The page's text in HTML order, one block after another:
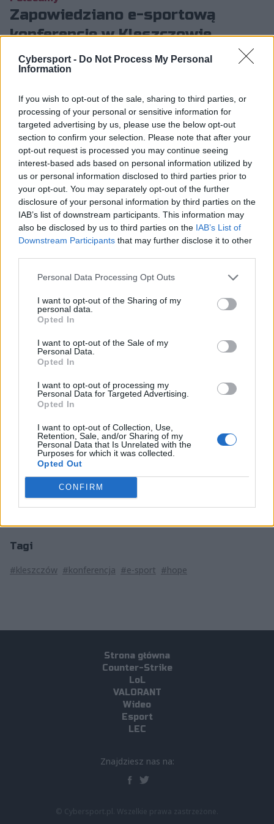
Cybersport - Do Not Process My Personal
Information
If you wish to opt-out of the sale, sharing to third parties, or
processing of your personal or sensitive information for
targeted advertising by us, please use the below opt-out
section to confirm your selection. Please note that after your
opt-out request is processed you may continue seeing
interest-based ads based on personal information utilized by
us or personal information disclosed to third parties prior to
your opt-out. You may separately opt-out of the further
disclosure of your personal information by third parties on the
IAB’s list of downstream participants. This information may
also be disclosed by us to third parties on the IAB’s List of
Downstream Participants that may further disclose it to other
Personal Data Processing Opt Outs
I want to opt-out of the Sharing of my
personal data.
Opted In
I want to opt-out of the Sale of my
Personal Data.
Opted In
I want to opt-out of processing my
Personal Data for Targeted Advertising.
Opted In
I want to opt-out of Collection, Use,
Retention, Sale, and/or Sharing of my
Personal Data that Is Unrelated with the
Purposes for which it was collected.
Opted Out
CONFIRM
Zapowiedziano e-sportową
konferencję w Kleszczowie
Grzegorz Łatka 21.10.2015, godz. 15:52
województwie łódzkim - na początku listopada
odbędzie się konferencja dotycząca e-sportu. Za
jej przygotowanie odpo...
WKleszczowie- gminie wiejskiej w województwie
łódzkim - na początku listopada odbędzie się
konferencja dotycząca e-sportu. Za jej przygotowanie
odpowiedzialne są stowarzyszenie eSport Kleszczów i
Fundacja Rozwoju Gminy Kleszczów. Całe wydarzenie
poruszone różne e-sportowe tematy. Przeprowadzona
będzie prelekcja mająca na celu wyjaśnienie, czym
właściwie jest e-sport. Nie zabraknie dyskusji o tym, ile
młodzież powinna spędzać czasu korzystając z
internetu. Ponadto, prowadzący odniosą się do kwestii
pojawiania się e-sportu w szkołach oraz omówiony
zostanie zakres działań stowarzyszenia eSport
Kleszczów. Konferencja skierowana będzie przede
wszystkim do rodziców.
E-sportowa konferencja zaplanowana została na 7
listopada, a start wyznaczono na godzinę 16:00.
Odbędzie się ona w Auli konferencyjnej Solpark
Kleszczów. Po szczegółowe informacje zapraszamy na
stronę wydarzenia na Facebooku.
Tagi
#kleszczów #konferencja #e-sport #hope
Strona główna
Counter-Strike
LoL
VALORANT
Wideo
Esport
LEC
Znajdziesz nas na: